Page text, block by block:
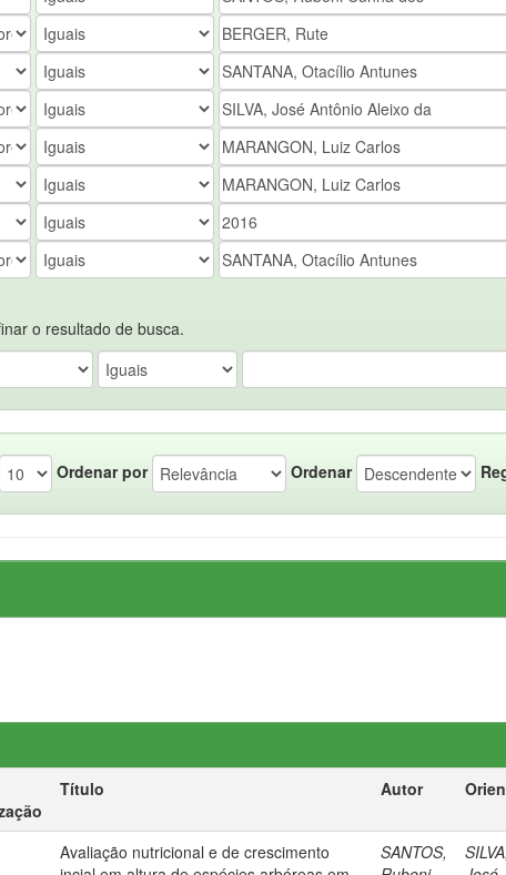
o resultado de busca.
Ordenar por Ordenar
Título Autor
Avaliação nutricional e de crescimento
SANTOS,
SILVA,